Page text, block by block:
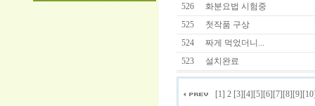
526
화분요법 시험중
525
첫작품 구상
524
짜게 먹었더니...
523
설치완료
[1] 2 [3] [4] [5] [6] [7] [8] [9]